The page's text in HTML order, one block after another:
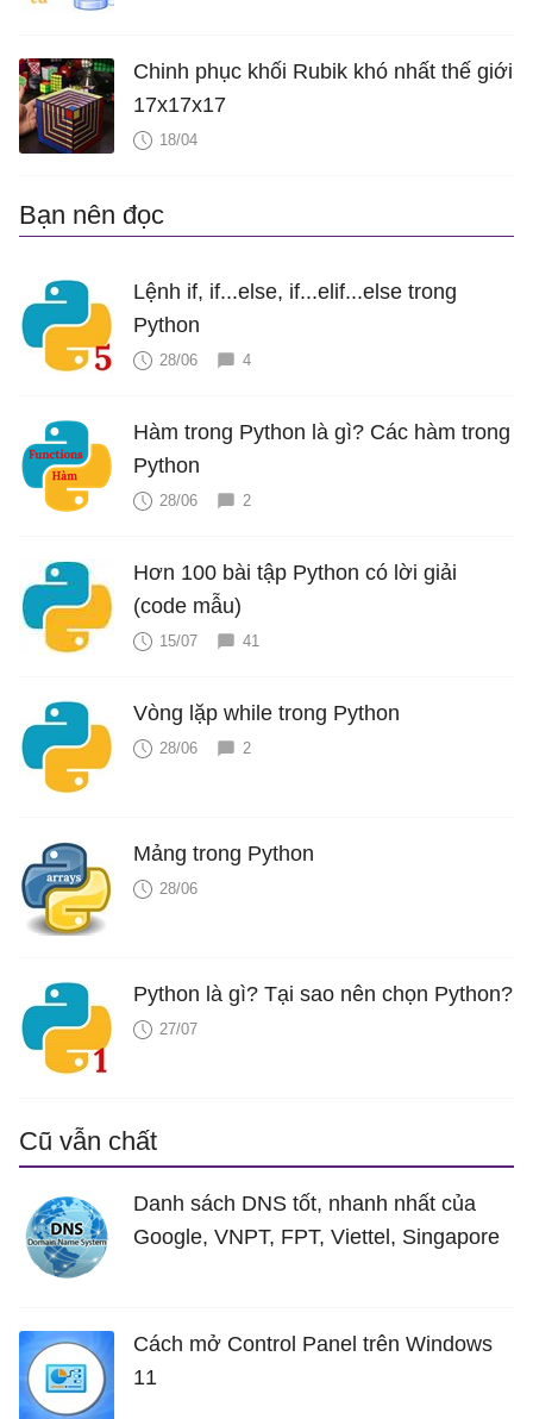
Chinh phục khối Rubik khó nhất thế giới
17x17x17
18/04
Bạn nên đọc
Lệnh if, if...else, if...elif...else trong
Python
28/06 4
Hàm trong Python là gì? Các hàm trong
Python
28/06 2
Hơn 100 bài tập Python có lời giải
(code mẫu)
15/07 41
Vòng lặp while trong Python
28/06 2
Mảng trong Python
28/06
Python là gì? Tại sao nên chọn Python?
27/07
Cũ vẫn chất
Danh sách DNS tốt, nhanh nhất của
Google, VNPT, FPT, Viettel, Singapore
Cách mở Control Panel trên Windows
11